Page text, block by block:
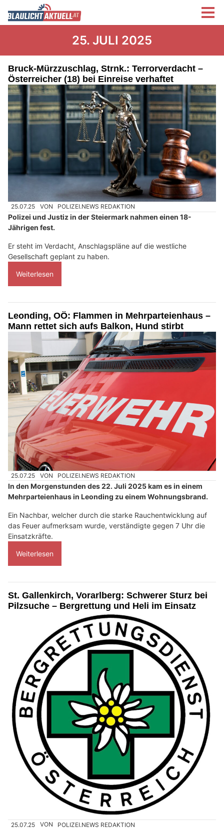
25. JULI 2025
Bruck-Mürzzuschlag, Strnk.: Terrorverdacht –
Österreicher (18) bei Einreise verhaftet
25.07.25 VON POLIZEI.NEWS REDAKTION
Polizei und Justiz in der Steiermark nahmen einen 18-
Jährigen fest.
Er steht im Verdacht, Anschlagspläne auf die westliche
Gesellschaft geplant zu haben.
Weiterlesen
Leonding, OÖ: Flammen in Mehrparteienhaus –
Mann rettet sich aufs Balkon, Hund stirbt
25.07.25 VON POLIZEI.NEWS REDAKTION
In den Morgenstunden des 22. Juli 2025 kam es in einem
Mehrparteienhaus in Leonding zu einem Wohnungsbrand.
Ein Nachbar, welcher durch die starke Rauchentwicklung auf
das Feuer aufmerksam wurde, verständigte gegen 7 Uhr die
Einsatzkräfte.
Weiterlesen
St. Gallenkirch, Vorarlberg: Schwerer Sturz bei
Pilzsuche – Bergrettung und Heli im Einsatz
25.07.25 VON POLIZEI.NEWS REDAKTION